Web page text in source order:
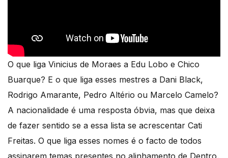
O que liga Vinicius de Moraes a Edu Lobo e Chico
Buarque? E o que liga esses mestres a Dani Black,
Rodrigo Amarante, Pedro Altério ou Marcelo Camelo?
A nacionalidade é uma resposta óbvia, mas que deixa
de fazer sentido se a essa lista se acrescentar Cati
Freitas. O que liga esses nomes é o facto de todos
assinarem temas presentes no alinhamento de Dentro,